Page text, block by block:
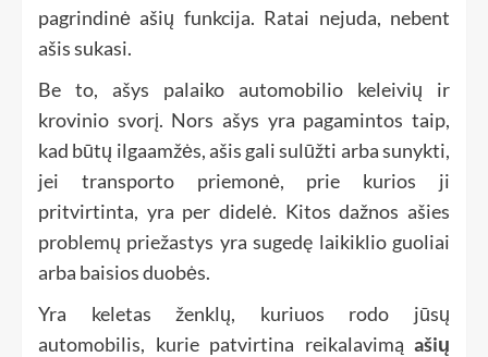
pagrindinė ašių funkcija. Ratai nejuda, nebent
ašis sukasi.
Be to, ašys palaiko automobilio keleivių ir
krovinio svorį. Nors ašys yra pagamintos taip,
kad būtų ilgaamžės, ašis gali sulūžti arba sunykti,
jei transporto priemonė, prie kurios ji
pritvirtinta, yra per didelė. Kitos dažnos ašies
problemų priežastys yra sugedę laikiklio guoliai
arba baisios duobės.
Yra keletas ženklų, kuriuos rodo jūsų
automobilis, kurie patvirtina reikalavimą ašių